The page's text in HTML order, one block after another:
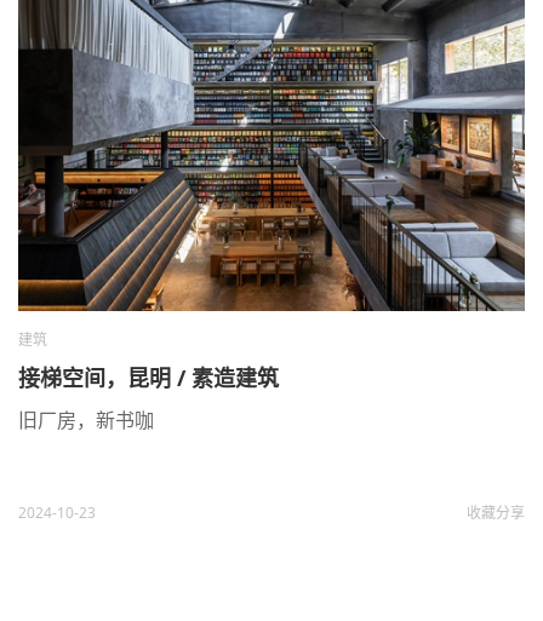
建筑
接梯空间，昆明 / 素造建筑
旧厂房，新书咖
2024-10-23 收藏分享